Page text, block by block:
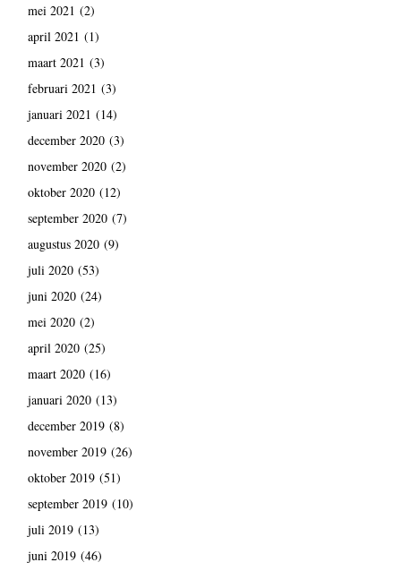
mei 2021 (2)
april 2021 (1)
maart 2021 (3)
februari 2021 (3)
januari 2021 (14)
december 2020(3)
november 2020(2)
oktober 2020(12)
september 2020(7)
augustus 2020(9)
juli 2020(53)
juni 2020(24)
mei 2020(2)
april 2020(25)
maart 2020(16)
januari 2020(13)
december 2019(8)
november 2019(26)
oktober 2019(51)
september 2019(10)
juli 2019(13)
juni 2019(46)